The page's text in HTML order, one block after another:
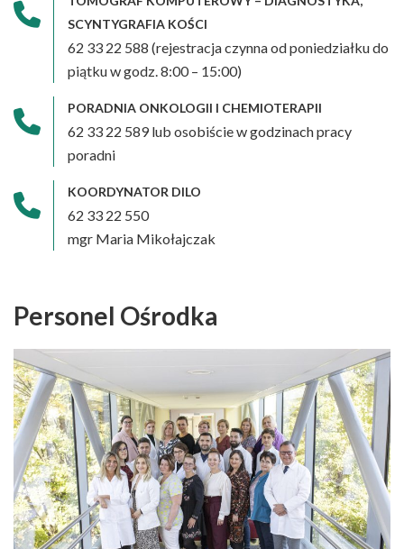
SCYNTYGRAFIA KOŚCI
62 33 22 588 (rejestracja czynna od poniedziałku do
piątku w godz. 8:00 – 15:00)
PORADNIA ONKOLOGII I CHEMIOTERAPII
62 33 22 589 lub osobiście w godzinach pracy
poradni
KOORDYNATOR DILO
62 33 22 550
mgr Maria Mikołajczak
Personel Ośrodka